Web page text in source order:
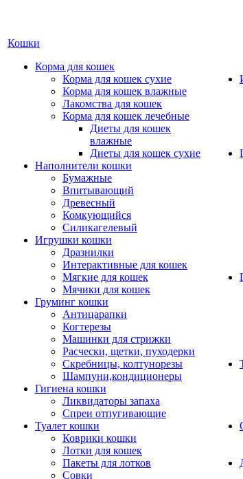
Кошки
Корма для кошек
Корма для кошек сухие
Корма для кошек влажные
Лакомства для кошек
Корма для кошек лечебные
Диеты для кошек
влажные
Диеты для кошек сухие
Наполнители кошки
Бумажные
Впитывающий
Древесный
Комкующийся
Силикагелевый
Игрушки кошки
Дразнилки
Интерактивные для кошек
Мягкие для кошек
Мячики для кошек
Груминг кошки
Антицарапки
Когтерезы
Машинки для стрижки
Расчески, щетки, пуходерки
Скребницы, колтунорезы
Шампуни,кондиционеры
Гигиена кошки
Ликвидаторы запаха
Спреи отпугивающие
Туалет кошки
Коврики кошки
Лотки для кошек
Пакеты для лотков
Совки